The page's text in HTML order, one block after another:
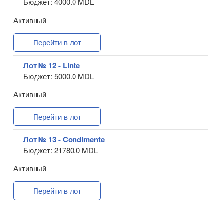
Активный
Перейти в лот
Лот № 12 - Linte
Бюджет: 5000.0 MDL
Активный
Перейти в лот
Лот № 13 - Condimente
Бюджет: 21780.0 MDL
Активный
Перейти в лот